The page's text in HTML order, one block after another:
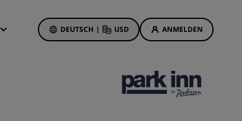
DEUTSCH | USD ANMELDEN
Hotelangebote